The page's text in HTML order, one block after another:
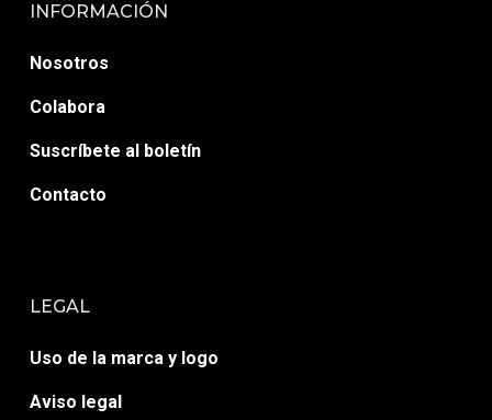
INFORMACIÓN
Nosotros
Colabora
Suscríbete al boletín
Contacto
LEGAL
Uso de la marca y logo
Aviso legal